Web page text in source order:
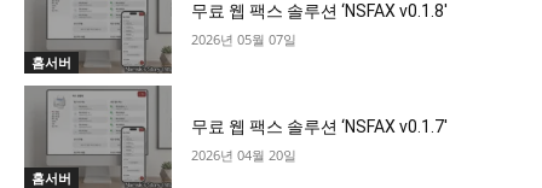
홈서버
무료 웹 팩스 솔루션 ‘NSFAX v0.1.8′
2026년 05월 07일
홈서버
무료 웹 팩스 솔루션 ‘NSFAX v0.1.7′
2026년 04월 20일